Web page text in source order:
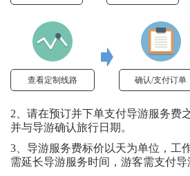
查看定制线路 确认/支付订单
2、请在预订并下单支付导游服务费
并与导游确认旅行日期。
3、导游服务费标价以天为单位，工
需延长导游服务时间，游客需支付导